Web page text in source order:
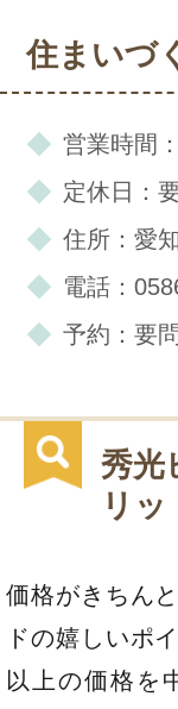
住まいづ
営業時間
定休日：
住所：愛
電話：
予約：要
秀光
リッ
価格がきちん
ドの嬉しいポ
以上の価格を